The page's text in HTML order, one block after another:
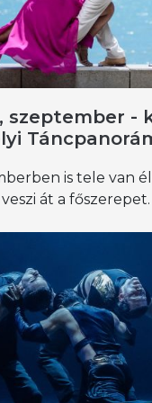
szeptember -
is tele van
át a főszerepet.